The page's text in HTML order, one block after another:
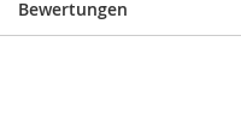
Bewertungen